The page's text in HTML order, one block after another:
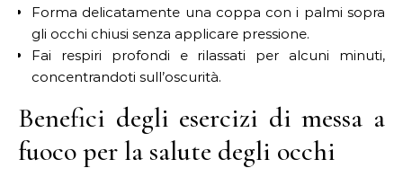
Forma delicatamente una coppa con i palmi sopra
gli occhi chiusi senza applicare pressione.
Fai respiri profondi e rilassati per alcuni minuti,
concentrandoti sull’oscurità.
Benefici degli esercizi di messa a
fuoco per la salute degli occhi